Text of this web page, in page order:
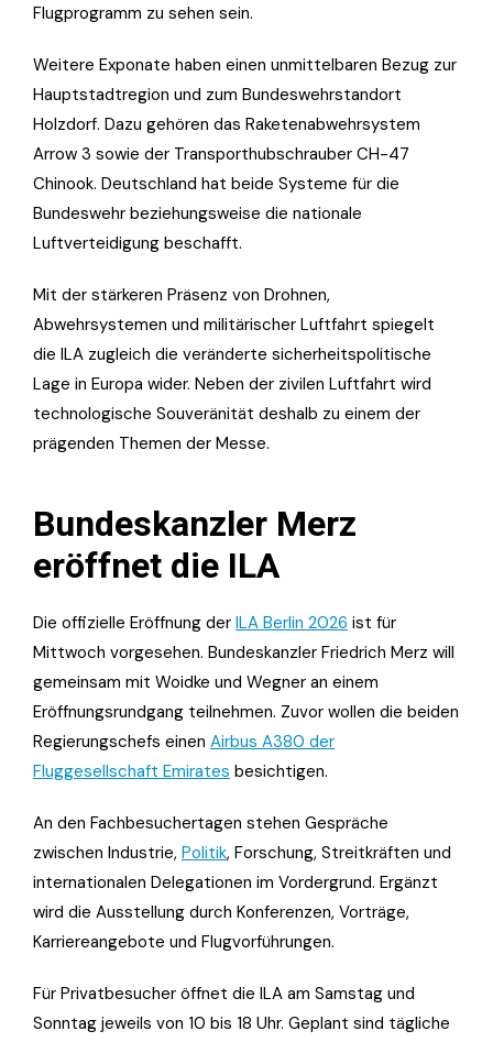
Flugprogramm zu sehen sein.
Weitere Exponate haben einen unmittelbaren Bezug zur
Hauptstadtregion und zum Bundeswehrstandort
Holzdorf. Dazu gehören das Raketenabwehrsystem
Arrow 3 sowie der Transporthubschrauber CH-47
Chinook. Deutschland hat beide Systeme für die
Bundeswehr beziehungsweise die nationale
Luftverteidigung beschafft.
Mit der stärkeren Präsenz von Drohnen,
Abwehrsystemen und militärischer Luftfahrt spiegelt
die ILA zugleich die veränderte sicherheitspolitische
Lage in Europa wider. Neben der zivilen Luftfahrt wird
technologische Souveränität deshalb zu einem der
prägenden Themen der Messe.
Bundeskanzler Merz
eröffnet die ILA
Die offizielle Eröffnung der ILA Berlin 2026 ist für
Mittwoch vorgesehen. Bundeskanzler Friedrich Merz will
gemeinsam mit Woidke und Wegner an einem
Eröffnungsrundgang teilnehmen. Zuvor wollen die beiden
Regierungschefs einen Airbus A380 der
Fluggesellschaft Emirates besichtigen.
An den Fachbesuchertagen stehen Gespräche
zwischen Industrie, Politik, Forschung, Streitkräften und
internationalen Delegationen im Vordergrund. Ergänzt
wird die Ausstellung durch Konferenzen, Vorträge,
Karriereangebote und Flugvorführungen.
Für Privatbesucher öffnet die ILA am Samstag und
Sonntag jeweils von 10 bis 18 Uhr. Geplant sind tägliche